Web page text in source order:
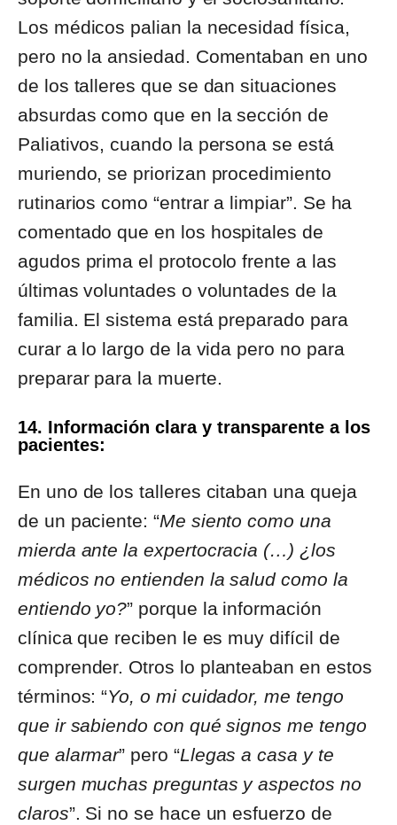
Los médicos palian la necesidad física,
pero no la ansiedad. Comentaban en uno
de los talleres que se dan situaciones
absurdas como que en la sección de
Paliativos, cuando la persona se está
muriendo, se priorizan procedimiento
rutinarios como “entrar a limpiar”. Se ha
comentado que en los hospitales de
agudos prima el protocolo frente a las
últimas voluntades o voluntades de la
familia. El sistema está preparado para
curar a lo largo de la vida pero no para
preparar para la muerte.
14. Información clara y transparente a los
pacientes:
En uno de los talleres citaban una queja
de un paciente: “Me siento como una
mierda ante la expertocracia (…) ¿los
médicos no entienden la salud como la
entiendo yo?” porque la información
clínica que reciben le es muy difícil de
comprender. Otros lo planteaban en estos
términos: “Yo, o mi cuidador, me tengo
que ir sabiendo con qué signos me tengo
que alarmar” pero “Llegas a casa y te
surgen muchas preguntas y aspectos no
claros”. Si no se hace un esfuerzo de